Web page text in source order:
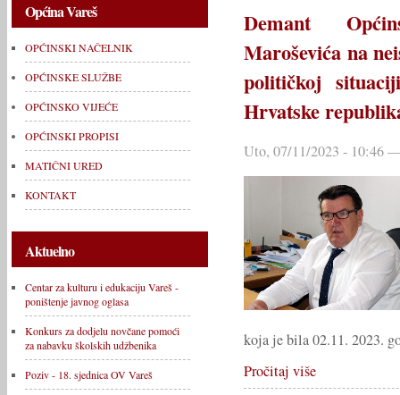
Općina Vareš
OPĆINSKI NAČELNIK
OPĆINSKE SLUŽBE
OPĆINSKO VIJEĆE
OPĆINSKI PROPISI
MATIČNI URED
KONTAKT
Aktuelno
Centar za kulturu i edukaciju Vareš -
poništenje javnog oglasa
Konkurs za dodjelu novčane pomoći
za nabavku školskih udžbenika
Poziv - 18. sjednica OV Vareš
Demant
Maroševića na
političkoj
Hrvatske
Uto, 07/11/2023 - 10:46
koja je bila 02.11. 2023.
Pročitaj više